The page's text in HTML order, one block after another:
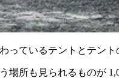
ているテントとテント
所も見られるものが